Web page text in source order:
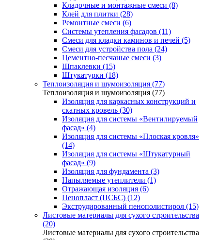
Кладочные и монтажные смеси (8)
Клей для плитки (28)
Ремонтные смеси (6)
Системы утепления фасадов (11)
Смеси для кладки каминов и печей (5)
Смеси для устройства пола (24)
Цементно-песчаные смеси (3)
Шпаклевки (15)
Штукатурки (18)
Теплоизоляция и шумоизоляция (77)
Теплоизоляция и шумоизоляция (77)
Изоляция для каркасных конструкций и
скатных кровель (30)
Изоляция для системы «Вентилируемый
фасад» (4)
Изоляция для системы «Плоская кровля»
(14)
Изоляция для системы «Штукатурный
фасад» (9)
Изоляция для фундамента (3)
Напыляемые утеплители (1)
Отражающая изоляция (6)
Пенопласт (ПСБС) (12)
Экструдированный пенополистирол (15)
Листовые материалы для сухого строительства
(20)
Листовые материалы для сухого строительства